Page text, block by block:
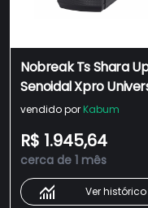
Nobreak Ts Shara
Senoidal Xpro
1800va 2bat 12v 7ah E
C, eng USB 8t
vendido por Kabum
R$ 1.945,64
cerca de 1 mês
Ver histórico